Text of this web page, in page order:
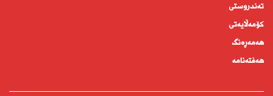
تەندروستى
كۆمه‌ڵايه‌تى
هەمەڕەنگ
هەفتەنامە